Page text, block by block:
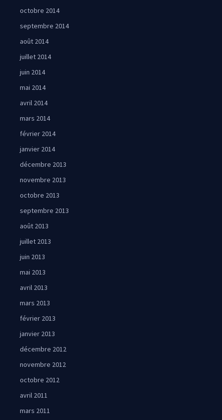
octobre 2014
septembre 2014
août 2014
juillet 2014
juin 2014
mai 2014
avril 2014
mars 2014
février 2014
janvier 2014
décembre 2013
novembre 2013
octobre 2013
septembre 2013
août 2013
juillet 2013
juin 2013
mai 2013
avril 2013
mars 2013
février 2013
janvier 2013
décembre 2012
novembre 2012
octobre 2012
avril 2011
mars 2011